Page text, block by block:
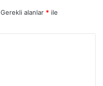
Gerekli alanlar * ile